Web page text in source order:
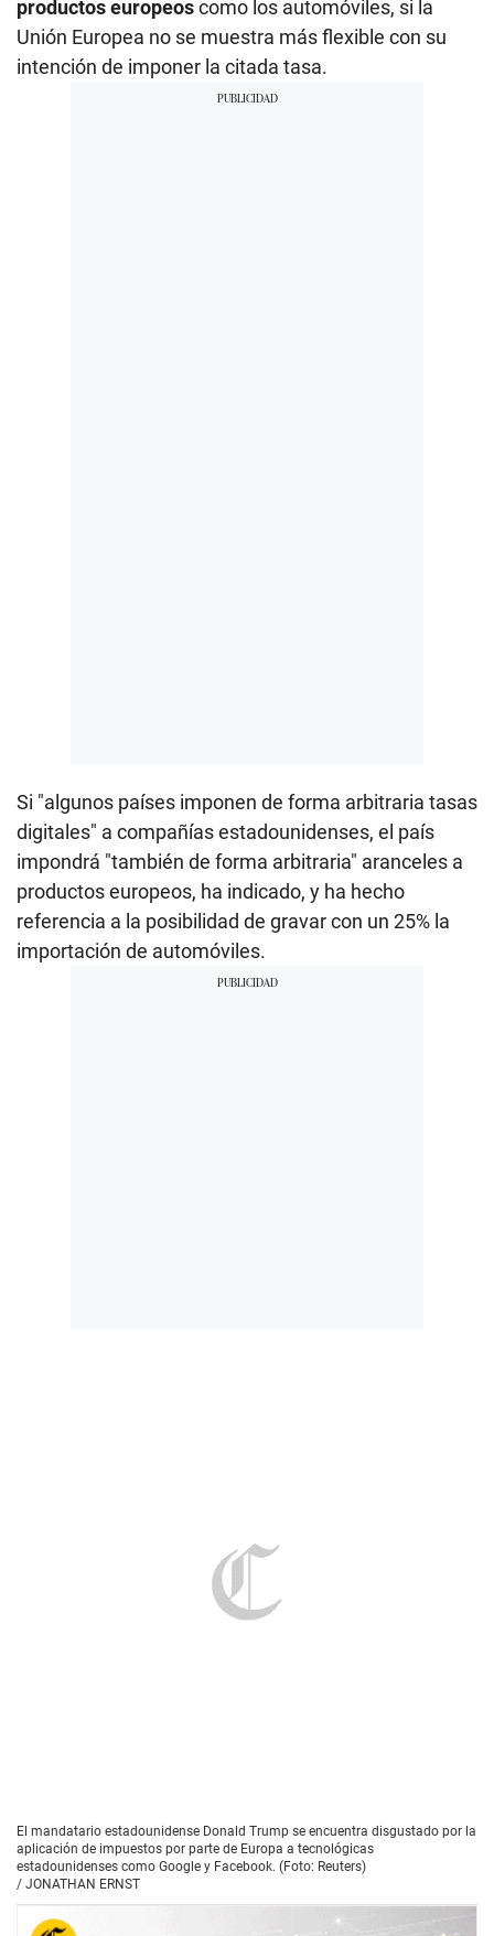
productos europeoscomo los automóviles, si la
Unión Europea no se muestra más flexible con su
intención de imponer la citada tasa.
Si "algunos países imponen de forma arbitraria tasas
digitales" a compañías estadounidenses, el país
impondrá "también de forma arbitraria" aranceles a
productos europeos, ha indicado, y ha hecho
referencia a la posibilidad de gravar con un 25% la
importación de automóviles.
El mandatario estadounidense Donald Trump se encuentra disgustado por la
aplicación de impuestos por parte de Europa a tecnológicas
estadounidenses como Google y Facebook. (Foto: Reuters)
/ JONATHAN ERNST